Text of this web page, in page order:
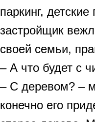
паркинг,
застройщик
своей семьи,
– А что будет с
– С деревом? –
конечно его